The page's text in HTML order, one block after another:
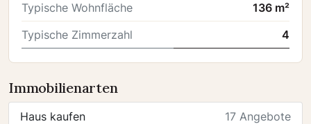
Typische Wohnfläche
136 m²
Typische Zimmerzahl
4
Immobilienarten
Haus kaufen 17 Angebote